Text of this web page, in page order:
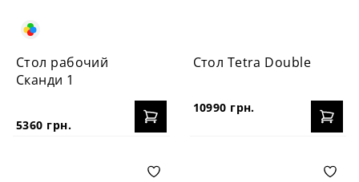
Стол рабочий
Сканди 1
5360 грн.
Стол Tetra Double
10990 грн.